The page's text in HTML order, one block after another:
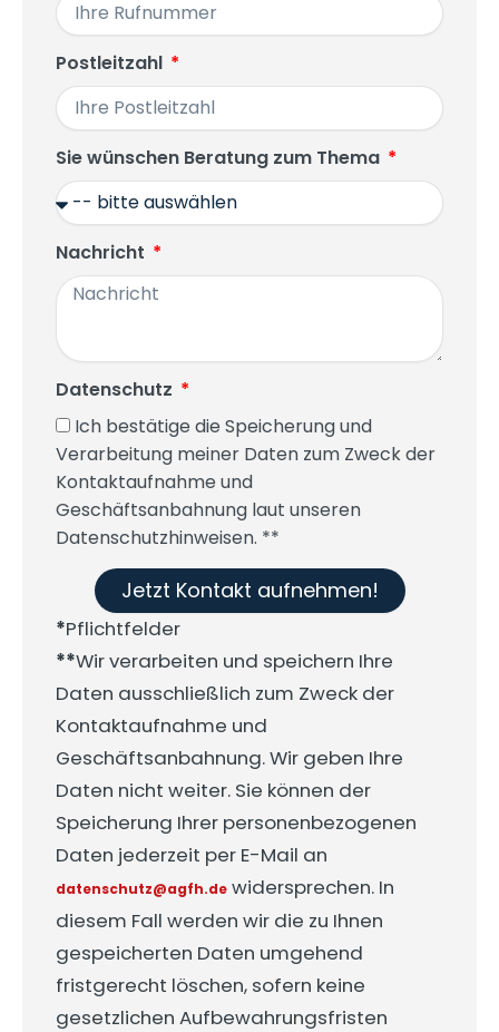
Postleitzahl
Sie wünschen Beratung zum Thema
Nachricht
Datenschutz
Ich bestätige die Speicherung und
Verarbeitung meiner Daten zum Zweck der
Kontaktaufnahme und
Geschäftsanbahnung laut unseren
Datenschutzhinweisen. **
Jetzt Kontakt aufnehmen!
*Pflichtfelder
**Wir verarbeiten und speichern Ihre
Daten ausschließlich zum Zweck der
Kontaktaufnahme und
Geschäftsanbahnung. Wir geben Ihre
Daten nicht weiter. Sie können der
Speicherung Ihrer personenbezogenen
Daten jederzeit per E-Mail an
datenschutz@agfh.de widersprechen. In
diesem Fall werden wir die zu Ihnen
gespeicherten Daten umgehend
fristgerecht löschen, sofern keine
gesetzlichen Aufbewahrungsfristen